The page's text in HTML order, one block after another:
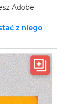
Adobe
z niego